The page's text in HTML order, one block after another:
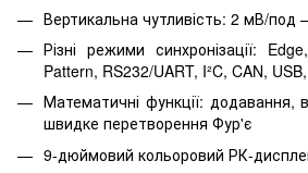
Вертикальна чутливість: 2 мВ/под
Різні режими синхронізації:
Pattern, RS232/UART, I²C, CAN,
Математичні функції: додавання,
швидке перетворення Фур'є
9-дюймовий кольоровий РК-